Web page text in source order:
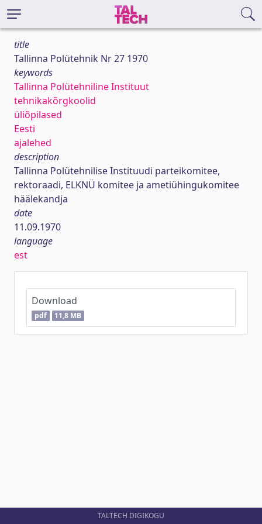
title
Tallinna Polütehnik Nr 27 1970
keywords
Tallinna Polütehniline Instituut
tehnikakõrgkoolid
üliõpilased
Eesti
ajalehed
description
Tallinna Polütehnilise Instituudi parteikomitee,
rektoraadi, ELKNÜ komitee ja ametiühingukomitee
häälekandja
date
11.09.1970
language
est
Download
pdf 11,8 MB
TALTECH DIGIKOGU